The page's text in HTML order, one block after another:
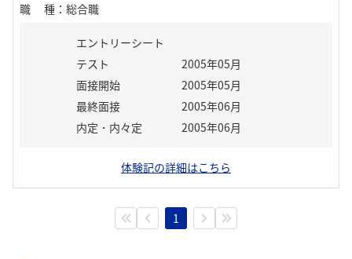
職種 ： 総合職
エントリーシート
テスト
2005年05月
面接開始
2005年05月
最終面接
2005年06月
内定・内々定
2005年06月
体験記の詳細はこちら
1